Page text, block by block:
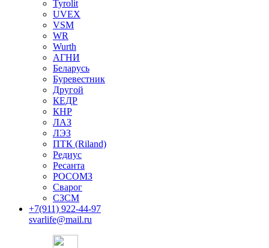
Tyrolit
UVEX
VSM
WR
Wurth
АГНИ
Беларусь
Буревестник
Другой
КЕДР
КНР
ЛАЗ
ЛЭЗ
ПТК (Riland)
Редиус
Ресанта
РОСОМЗ
Сварог
СЗСМ
+7(911) 922-44-97
svarlife@mail.ru